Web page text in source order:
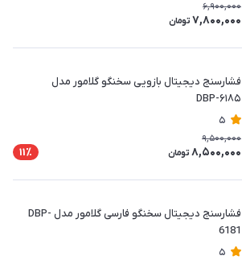
6,900,000
7,800,000 تومان
فشارسنج دیجیتال بازویی سخنگو گلامور مدل
DBP-۶۱۸۵
5
9,500,000
8,500,000 تومان 11٪
فشارسنج دیجیتال سخنگو فارسی گلامور مدل DBP-
6181
5